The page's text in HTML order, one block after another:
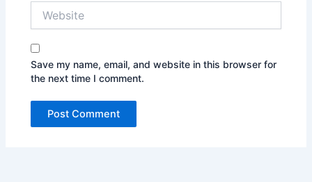
Save my name, email, and website in this browser for
the next time I comment.